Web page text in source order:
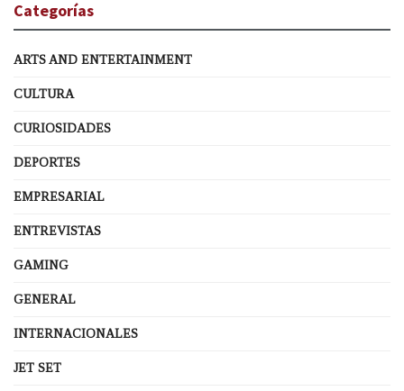
Categorías
ARTS AND ENTERTAINMENT
CULTURA
CURIOSIDADES
DEPORTES
EMPRESARIAL
ENTREVISTAS
GAMING
GENERAL
INTERNACIONALES
JET SET